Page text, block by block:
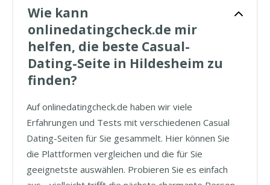
Wie kann
onlinedatingcheck.de mir
helfen, die beste Casual-
Dating-Seite in Hildesheim zu
finden?
Auf onlinedatingcheck.de haben wir viele
Erfahrungen und Tests mit verschiedenen Casual
Dating-Seiten für Sie gesammelt. Hier können Sie
die Plattformen vergleichen und die für Sie
geeignetste auswählen. Probieren Sie es einfach